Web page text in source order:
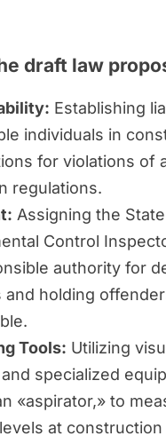
draft law
Establishing
individuals in
for violations of
regulations.
Assigning the State
Control
authority for
and holding
Tools: Utilizing
specialized
«aspirator,» to
at construction